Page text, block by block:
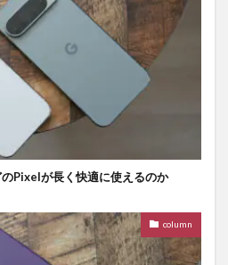
Pixelが長く快適に使えるのか
column